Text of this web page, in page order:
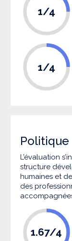
1/4
1/4
Politique
L’évaluation
structure
humaines et
des
1.67/4